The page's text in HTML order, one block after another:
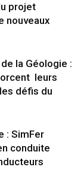
projet
nouveaux
la Géologie :
leurs
défis du
: SimFer
conduite